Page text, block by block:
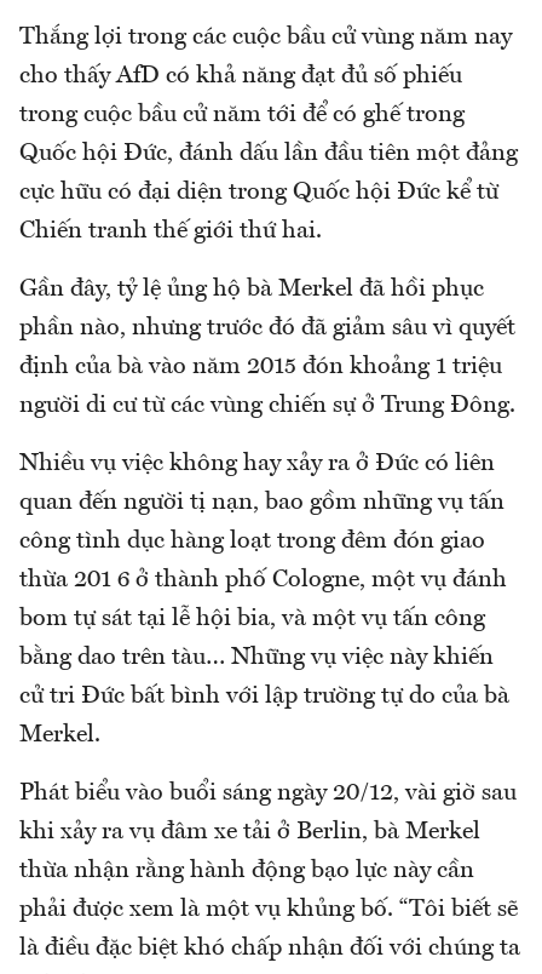
Thắng lợi trong các cuộc bầu cử vùng năm nay
cho thấy AfD có khả năng đạt đủ số phiếu
trong cuộc bầu cử năm tới để có ghế trong
Quốc hội Đức, đánh dấu lần đầu tiên một đảng
cực hữu có đại diện trong Quốc hội Đức kể từ
Chiến tranh thế giới thứ hai.
Gần đây, tỷ lệ ủng hộ bà Merkel đã hồi phục
phần nào, nhưng trước đó đã giảm sâu vì quyết
định của bà vào năm 2015 đón khoảng 1 triệu
người di cư từ các vùng chiến sự ở Trung Đông.
Nhiều vụ việc không hay xảy ra ở Đức có liên
quan đến người tị nạn, bao gồm những vụ tấn
công tình dục hàng loạt trong đêm đón giao
thừa 201 6 ở thành phố Cologne, một vụ đánh
bom tự sát tại lễ hội bia, và một vụ tấn công
bằng dao trên tàu… Những vụ việc này khiến
cử tri Đức bất bình với lập trường tự do của bà
Merkel.
Phát biểu vào buổi sáng ngày 20/12, vài giờ sau
khi xảy ra vụ đâm xe tải ở Berlin, bà Merkel
thừa nhận rằng hành động bạo lực này cần
phải được xem là một vụ khủng bố. “Tôi biết sẽ
là điều đặc biệt khó chấp nhận đối với chúng ta